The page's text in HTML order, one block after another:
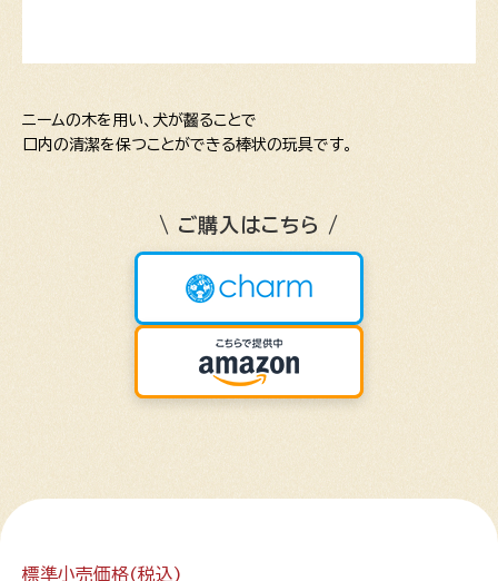
ニームの木を用い、犬が齧ることで
口内の清潔を保つことができる棒状の玩具です。
\ ご購入はこちら /
標準小売価格(税込)